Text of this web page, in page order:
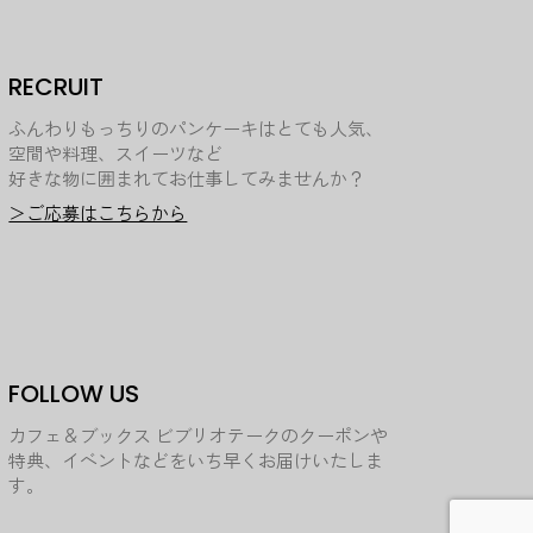
RECRUIT
ふんわりもっちりのパンケーキはとても人気、
空間や料理、スイーツなど
好きな物に囲まれてお仕事してみませんか？
＞ご応募はこちらから
FOLLOW US
カフェ＆ブックス ビブリオテークのクーポンや
特典、イベントなどをいち早くお届けいたしま
す。